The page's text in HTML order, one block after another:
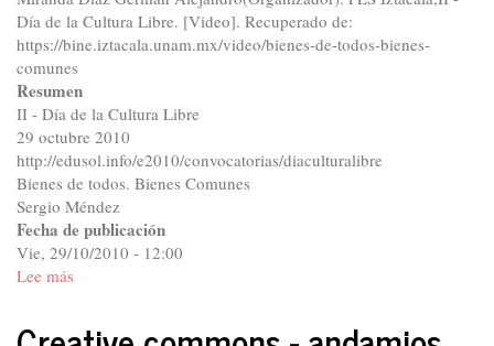
Día de la Cultura Libre. [Video]. Recuperado de:
https://bine.iztacala.unam.mx/video/bienes-de-todos-bienes-
comunes
Resumen
II - Día de la Cultura Libre
29 octubre 2010
http://edusol.info/e2010/convocatorias/diaculturalibre
Bienes de todos. Bienes Comunes
Sergio Méndez
Fecha de publicación
Vie, 29/10/2010 - 12:00
Lee más